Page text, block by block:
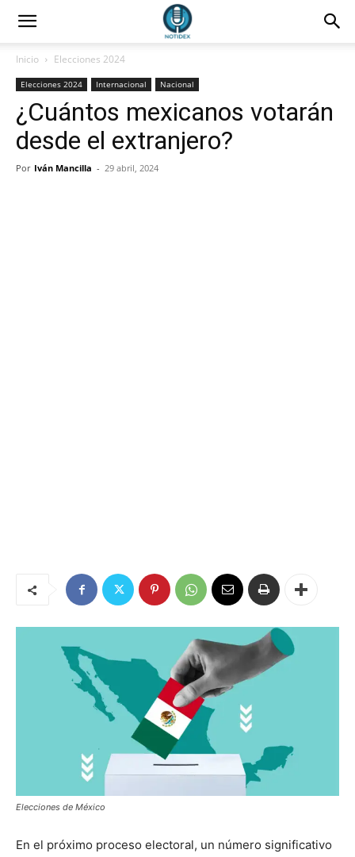
Inicio Elecciones 2024
Elecciones 2024 Internacional Nacional
¿Cuántos mexicanos votarán
desde el extranjero?
Por Iván Mancilla - 29 abril, 2024
Elecciones de México
En el próximo proceso electoral, un número significativo